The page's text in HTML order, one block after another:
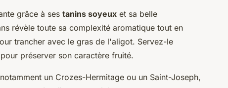
grâce à ses tanins soyeux et sa belle
révèle toute sa complexité aromatique tout en
trancher avec le gras de l'aligot. Servez-le
préserver son caractère fruité.
un Crozes-Hermitage ou un Saint-Joseph,